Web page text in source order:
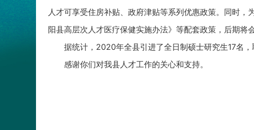
人才可享受住房补贴、政府津贴等系列优惠政策。同时
阳县高层次人才医疗保健实施办法》等配套政策，后期将
据统计，2020年全县引进了全日制硕士研究生17名
感谢你们对我县人才工作的关心和支持。